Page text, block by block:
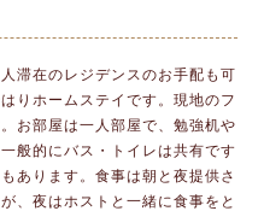
滞在のレジデンスのお手配も可
りホームステイです。現地のフ
お部屋は一人部屋で、勉強机や
般的にバス・トイレは共有です
あります。食事は朝と夜提供さ
、夜はホストと一緒に食事をと